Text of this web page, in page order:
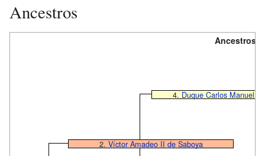
Ancestros
Ancestros
4.Duque Carlos Manuel II
2.Víctor Amadeo II de Saboya